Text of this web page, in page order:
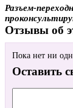
Разъем-
Отзывы об
Пока нет ни
Оставить